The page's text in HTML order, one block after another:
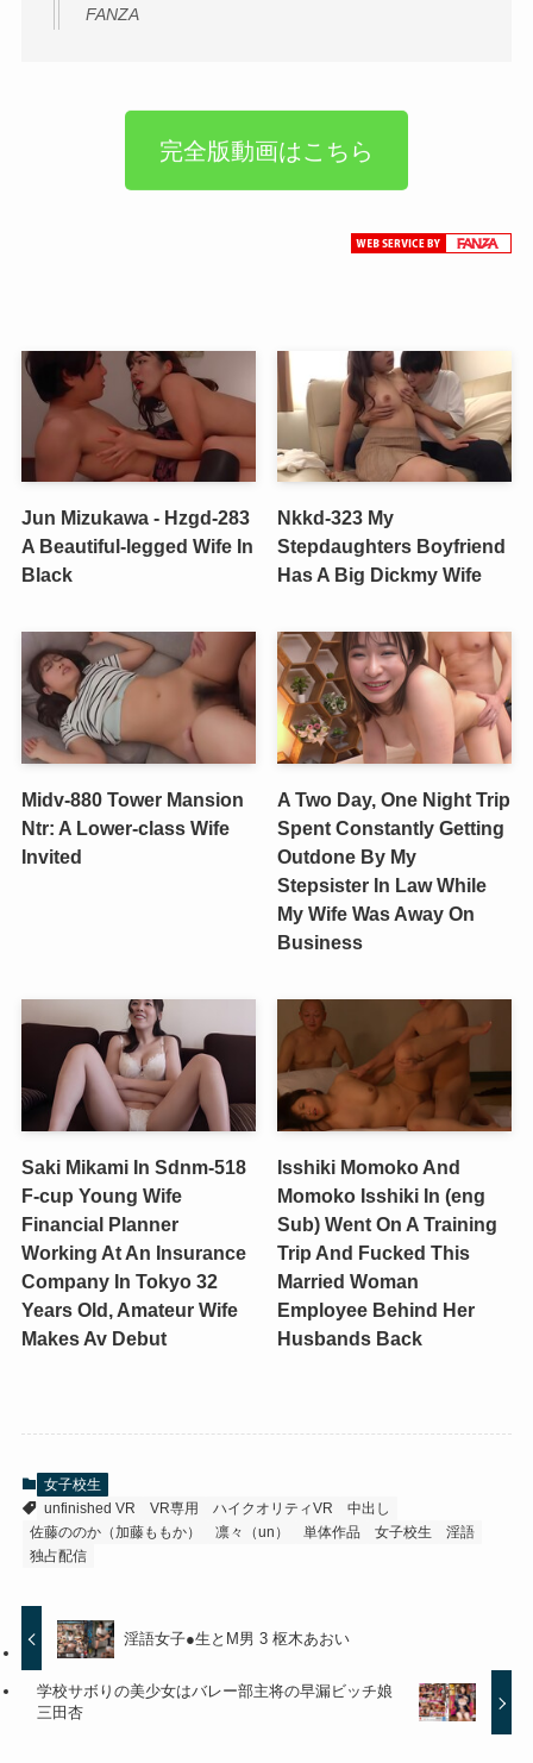
FANZA
完全版動画はこちら
Jun Mizukawa - Hzgd-283
A Beautiful-legged Wife In
Black
Nkkd-323 My
Stepdaughters Boyfriend
Has A Big Dickmy Wife
Midv-880 Tower Mansion
Ntr: A Lower-class Wife
Invited
A Two Day, One Night Trip
Spent Constantly Getting
Outdone By My
Stepsister In Law While
My Wife Was Away On
Business
Saki Mikami In Sdnm-518
F-cup Young Wife
Financial Planner
Working At An Insurance
Company In Tokyo 32
Years Old, Amateur Wife
Makes Av Debut
Isshiki Momoko And
Momoko Isshiki In (eng
Sub) Went On A Training
Trip And Fucked This
Married Woman
Employee Behind Her
Husbands Back
女子校生
unfinished VR
VR専用 ハイクオリティVR
中出し
佐藤ののか（加藤ももか）
凛々（un） 単体作品 女子校生
淫語
独占配信
淫語女子●生とM男 3 枢木あおい
学校サボりの美少女はバレー部主将の早漏ビッチ娘
三田杏